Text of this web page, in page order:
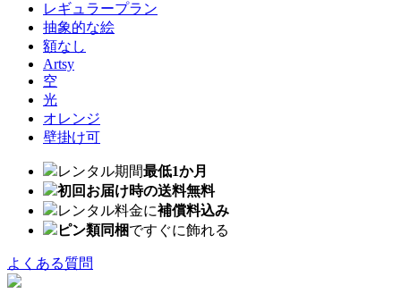
レギュラープラン
抽象的な絵
額なし
Artsy
空
光
オレンジ
壁掛け可
レンタル期間最低1か月
初回お届け時の送料無料
レンタル料金に補償料込み
ピン類同梱ですぐに飾れる
よくある質問